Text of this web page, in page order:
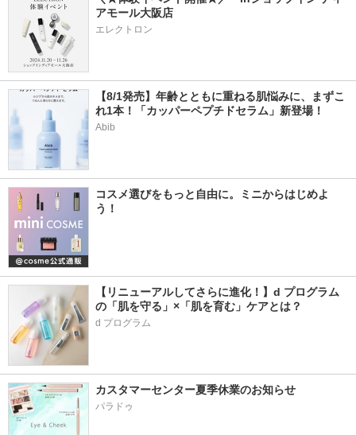
アモール大阪店
エレクトロン
【8/1発売】年齢とともに重ねる肌悩みに、まずこ
れ1本！「カッパーペプチドセラム」新登場！
Abib
コスメ選びをもっと自由に。ミニからはじめよ
う！
【リニューアルしてさらに進化！】d プログラム
の「肌を守る」×「肌を育む」ケアとは？
d プログラム
カスタマーセンター夏季休業のお知らせ
パラドゥ